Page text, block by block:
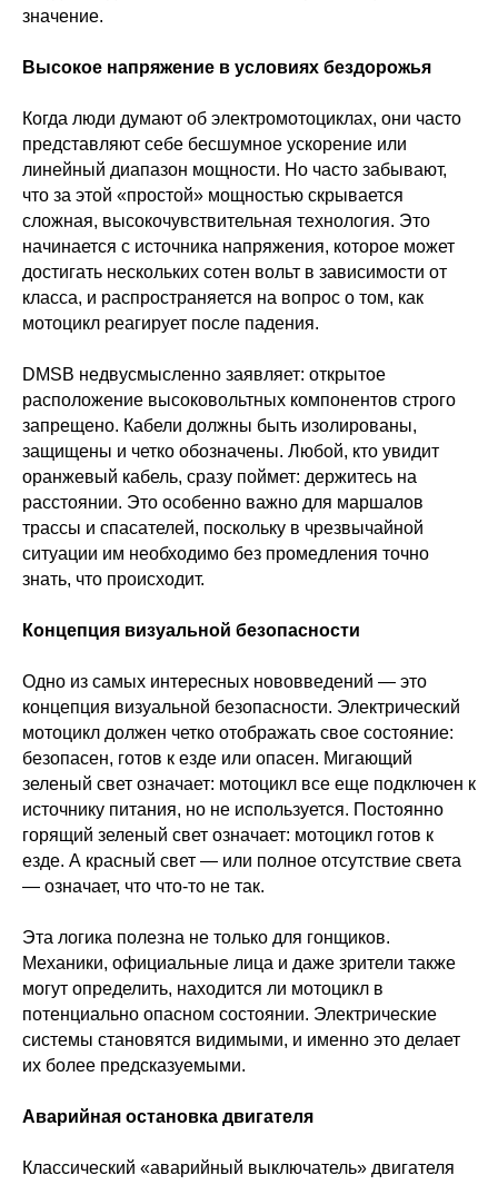
значение.
Высокое напряжение в условиях бездорожья
Когда люди думают об электромотоциклах, они часто
представляют себе бесшумное ускорение или
линейный диапазон мощности. Но часто забывают,
что за этой «простой» мощностью скрывается
сложная, высокочувствительная технология. Это
начинается с источника напряжения, которое может
достигать нескольких сотен вольт в зависимости от
класса, и распространяется на вопрос о том, как
мотоцикл реагирует после падения.
DMSB недвусмысленно заявляет: открытое
расположение высоковольтных компонентов строго
запрещено. Кабели должны быть изолированы,
защищены и четко обозначены. Любой, кто увидит
оранжевый кабель, сразу поймет: держитесь на
расстоянии. Это особенно важно для маршалов
трассы и спасателей, поскольку в чрезвычайной
ситуации им необходимо без промедления точно
знать, что происходит.
Концепция визуальной безопасности
Одно из самых интересных нововведений — это
концепция визуальной безопасности. Электрический
мотоцикл должен четко отображать свое состояние:
безопасен, готов к езде или опасен. Мигающий
зеленый свет означает: мотоцикл все еще подключен к
источнику питания, но не используется. Постоянно
горящий зеленый свет означает: мотоцикл готов к
езде. А красный свет — или полное отсутствие света
— означает, что что-то не так.
Эта логика полезна не только для гонщиков.
Механики, официальные лица и даже зрители также
могут определить, находится ли мотоцикл в
потенциально опасном состоянии. Электрические
системы становятся видимыми, и именно это делает
их более предсказуемыми.
Аварийная остановка двигателя
Классический «аварийный выключатель» двигателя